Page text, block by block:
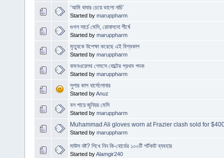
‘আমি বাবার চেয়ে ভালো নাচি’
Started by maruppharm
গুগল সার্চে মেসি, রোনালদো শীর্ষে
Started by maruppharm
মৃত্যুকে উপেক্ষা করেছে এই বিশ্বকাপ
Started by maruppharm
কমনওয়েলথ গেমসে বোল্টের প্রথম পদক
Started by maruppharm
সুপার কাপ বার্সেলোনার
Started byAnuz
বল পায়ে জুনিয়র মেসি
Started by maruppharm
Muhammad Ali gloves worn at Frazier clash sold for
Started by maruppharm
মাউস নষ্ট? শিখে নিন কি-বোর্ডের ১০০টি শর্টকাট ব্যবহার
Started byAlamgir240